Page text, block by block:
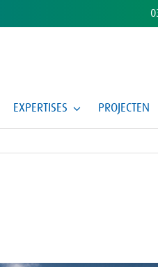
EXPERTISES PROJECTEN